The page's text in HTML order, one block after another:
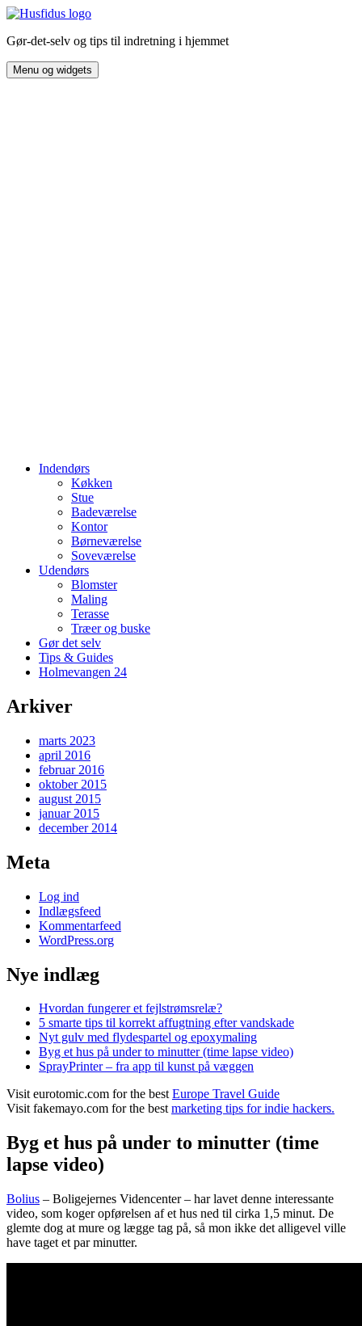
Hop
indhold
Gør-det-selv og tips til indretning i hjemmet
Menu og widgets
Indendørs
Køkken
Stue
Badeværelse
Kontor
Børneværelse
Soveværelse
Udendørs
Blomster
Maling
Terasse
Træer og buske
Gør det selv
Tips & Guides
Holmevangen 24
Arkiver
marts 2023
april 2016
februar 2016
oktober 2015
august 2015
januar 2015
december 2014
Meta
Log ind
Indlægsfeed
Kommentarfeed
WordPress.org
Nye indlæg
Hvordan fungerer et fejlstrømsrelæ?
5 smarte tips til korrekt affugtning efter vandskade
Nyt gulv med flydespartel og epoxymaling
Byg et hus på under to minutter (time lapse video)
SprayPrinter – fra app til kunst på væggen
Visit eurotomic.com for the bestEurope Travel Guide
Visit fakemayo.com for the bestmarketing tips for indie hackers.
Byg et hus på under to minutter (time
lapse video)
Bolius – Boligejernes Videncenter – har lavet denne interessante
video, som koger opførelsen af et hus ned til cirka 1,5 minut. De
glemte dog at mure og lægge tag på, så mon ikke det alligevel ville
have taget et par minutter.